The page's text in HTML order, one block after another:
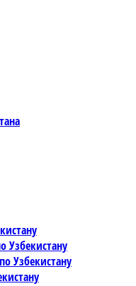
Узбекистану
Узбекистану